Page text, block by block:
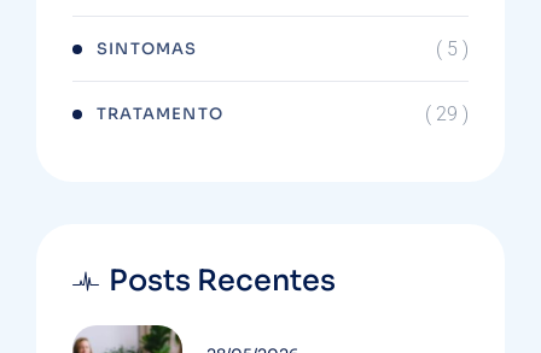
SINTOMAS ( 5 )
TRATAMENTO ( 29 )
Posts Recentes